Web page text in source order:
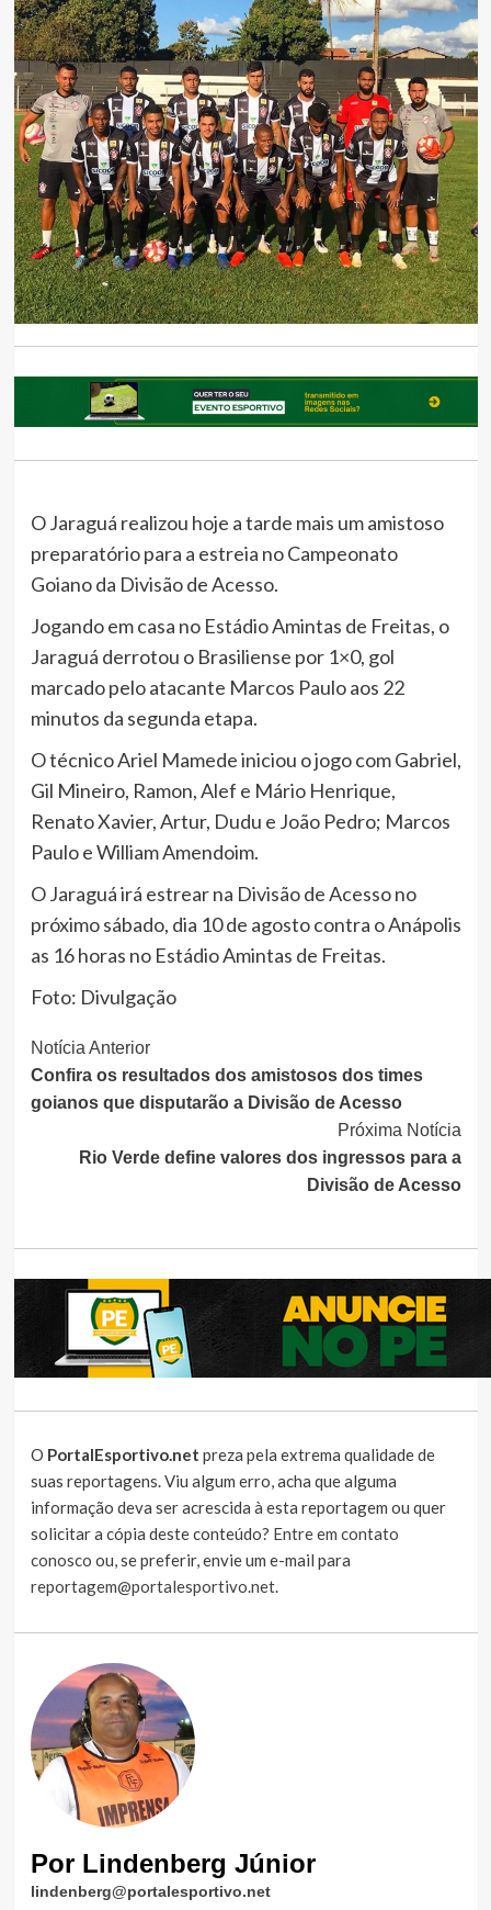
O Jaraguá realizou hoje a tarde mais um amistoso
preparatório para a estreia no Campeonato
Goiano da Divisão de Acesso.
Jogando em casa no Estádio Amintas de Freitas, o
Jaraguá derrotou o Brasiliense por 1×0, gol
marcado pelo atacante Marcos Paulo aos 22
minutos da segunda etapa.
O técnico Ariel Mamede iniciou o jogo com Gabriel,
Gil Mineiro, Ramon, Alef e Mário Henrique,
Renato Xavier, Artur, Dudu e João Pedro; Marcos
Paulo e William Amendoim.
O Jaraguá irá estrear na Divisão de Acesso no
próximo sábado, dia 10 de agosto contra o Anápolis
as 16 horas no Estádio Amintas de Freitas.
Foto: Divulgação
Continue
Lendo
Notícia Anterior
Confira os resultados dos amistosos dos times
goianos que disputarão a Divisão de Acesso
Próxima Notícia
Rio Verde define valores dos ingressos para a
Divisão de Acesso
O PortalEsportivo.net preza pela extrema qualidade de
suas reportagens. Viu algum erro, acha que alguma
informação deva ser acrescida à esta reportagem ou quer
solicitar a cópia deste conteúdo? Entre em contato
conosco ou, se preferir, envie um e-mail para
reportagem@portalesportivo.net.
Por Lindenberg Júnior
lindenberg@portalesportivo.net